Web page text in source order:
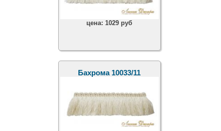
цена:1029 руб
Бахрома 10033/11